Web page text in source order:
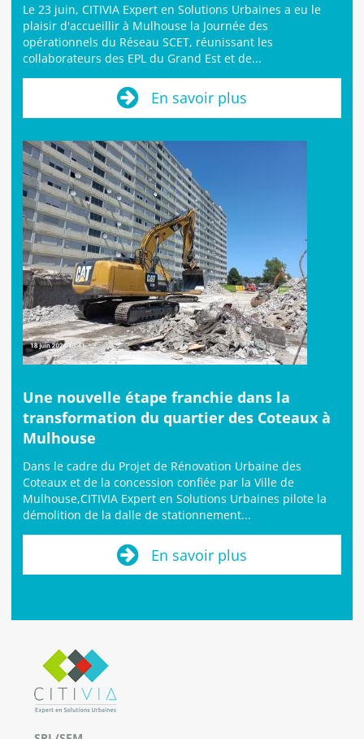
Le 23 juin, CITIVIA Expert en Solutions Urbaines a eu le
plaisir d'accueillir à Mulhouse la Journée des
opérationnels du Réseau SCET, réunissant les
collaborateurs des EPL du Grand Est et de...
En savoir plus
Une nouvelle étape franchie dans la
transformation du quartier des Coteaux à
Mulhouse
Dans le cadre du Projet de Rénovation Urbaine des
Coteaux et de la concession confiée par la Ville de
Mulhouse,CITIVIA Expert en Solutions Urbaines pilote la
démolition de la dalle de stationnement...
En savoir plus